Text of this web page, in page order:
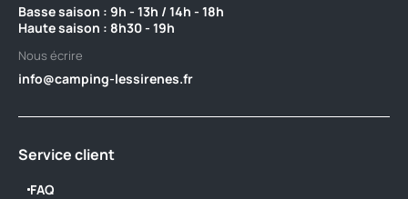
Basse saison : 9h - 13h / 14h - 18h ‎ ‎ ‎ ‎ ‎ ‎ ‎ ‎ ‎ ‎ ‎ ‎ ‎ ‎ ‎ ‎ ‎ ‎ ‎ ‎ ‎ ‎ ‎ ‎ ‎ ‎ ‎ ‎ ‎ ‎ ‎ ‎ ‎ ‎ ‎ ‎ ‎ ‎ ‎ ‎ ‎ ‎ ‎ ‎ ‎ ‎ ‎ ‎ ‎ ‎ ‎
Haute saison : 8h30 - 19h
Nous écrire
info@camping-lessirenes.fr
Service client
FAQ